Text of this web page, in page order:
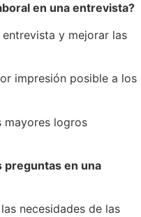
en una entrevista?
y mejorar las
impresión posible a los
mayores logros
preguntas en una
necesidades de las